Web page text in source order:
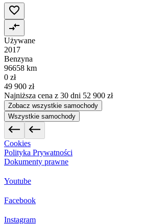
Używane
2017
Benzyna
96658 km
0 zł
49 900 zł
Najniższa cena z 30 dni 52 900 zł
Zobacz wszystkie samochody
Wszystkie samochody
Cookies
Polityka Prywatności
Dokumenty prawne
Youtube
Facebook
Instagram